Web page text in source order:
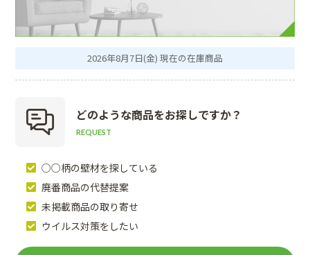
2026年8月7日(金) 現在の在庫商品
どのような商品をお探しですか？
REQUEST
○○柄の壁材を探している
廃番商品の代替提案
未掲載商品の取り寄せ
ウイルス対策をしたい